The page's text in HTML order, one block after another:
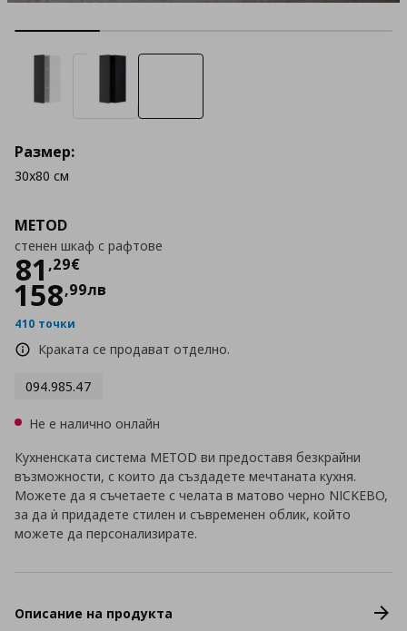
METOD
стенен шкаф с рафтове
81 ,29€
Цена
158,99лв
410 точки
Краката се продават отделно.
094.985.47
Размер:
30x80 см
Не е налично онлайн
Кухненската система METOD ви предоставя безкрайни
възможности, с които да създадете мечтаната кухня.
Можете да я съчетаете с челата в матово черно NICKEBO,
за да ѝ придадете стилен и съвременен облик, който
можете да персонализирате.
Описание на продукта